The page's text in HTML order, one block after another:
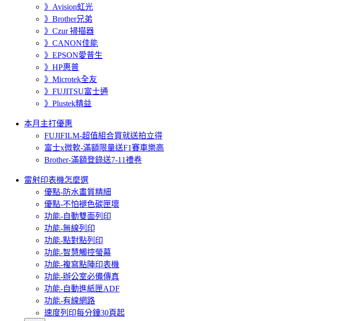
》Avision虹光
》Brother兄弟
》Czur 掃描器
》CANON佳能
》EPSON愛普生
》HP惠普
》Microtek全友
》FUJITSU富士通
》Plustek精益
本月主打優惠
FUJIFILM-超值組合買就送拍立得
富士x微軟-滿額限量送F1賽車樂高
Brother-滿額登錄送7-11禮卷
雷射印表機怎麼選
優點-防水畫質精細
優點-不怕褪色碳匣壞
功能-自動雙面列印
功能-無線列印
功能-點對點列印
功能-智慧觸控螢幕
功能-複寫點陣印表機
功能-辦公室必備傳真
功能-自動進紙匣ADF
功能-有線網路
速度列印每分鐘30頁起